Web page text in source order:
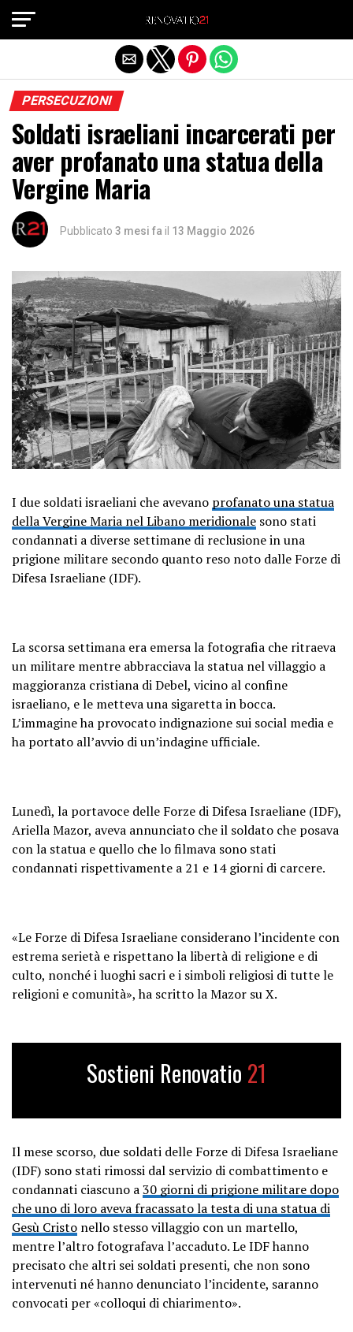
PERSECUZIONI
Soldati israeliani incarcerati per
aver profanato una statua della
Vergine Maria
Pubblicato 3 mesi fa il 13 Maggio 2026
I due soldati israeliani che avevano profanato una statua
della Vergine Maria nel Libano meridionale sono stati
condannati a diverse settimane di reclusione in una
prigione militare secondo quanto reso noto dalle Forze di
Difesa Israeliane (IDF).
La scorsa settimana era emersa la fotografia che ritraeva
un militare mentre abbracciava la statua nel villaggio a
maggioranza cristiana di Debel, vicino al confine
israeliano, e le metteva una sigaretta in bocca.
L’immagine ha provocato indignazione sui social media e
ha portato all’avvio di un’indagine ufficiale.
Lunedì, la portavoce delle Forze di Difesa Israeliane (IDF),
Ariella Mazor, aveva annunciato che il soldato che posava
con la statua e quello che lo filmava sono stati
condannati rispettivamente a 21 e 14 giorni di carcere.
«Le Forze di Difesa Israeliane considerano l’incidente con
estrema serietà e rispettano la libertà di religione e di
culto, nonché i luoghi sacri e i simboli religiosi di tutte le
religioni e comunità», ha scritto la Mazor su X.
Sostieni Renovatio 21
Il mese scorso, due soldati delle Forze di Difesa Israeliane
(IDF) sono stati rimossi dal servizio di combattimento e
condannati ciascuno a30 giorni di prigione militare dopo
che uno di loro aveva fracassato la testa di una statua di
Gesù Cristo nello stesso villaggio con un martello,
mentre l’altro fotografava l’accaduto. Le IDF hanno
precisato che altri sei soldati presenti, che non sono
intervenuti né hanno denunciato l’incidente, saranno
convocati per «colloqui di chiarimento».
Exit mobile version